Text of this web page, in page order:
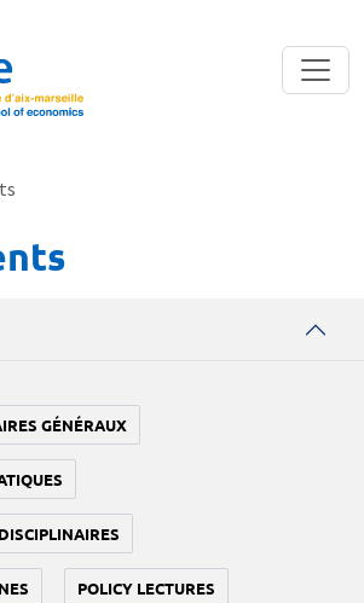
GÉNÉRAUX
POLICY LECTURES